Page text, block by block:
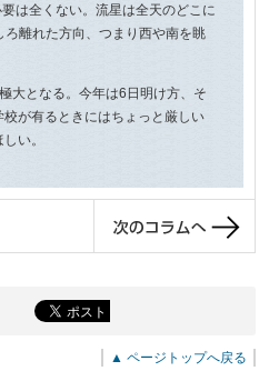
は全くない。流星は全天のどこに
離れた方向、つまり西や南を眺
大となる。今年は6日明け方、そ
が有るときにはちょっと厳しい
い。
▲ ページトップへ戻る